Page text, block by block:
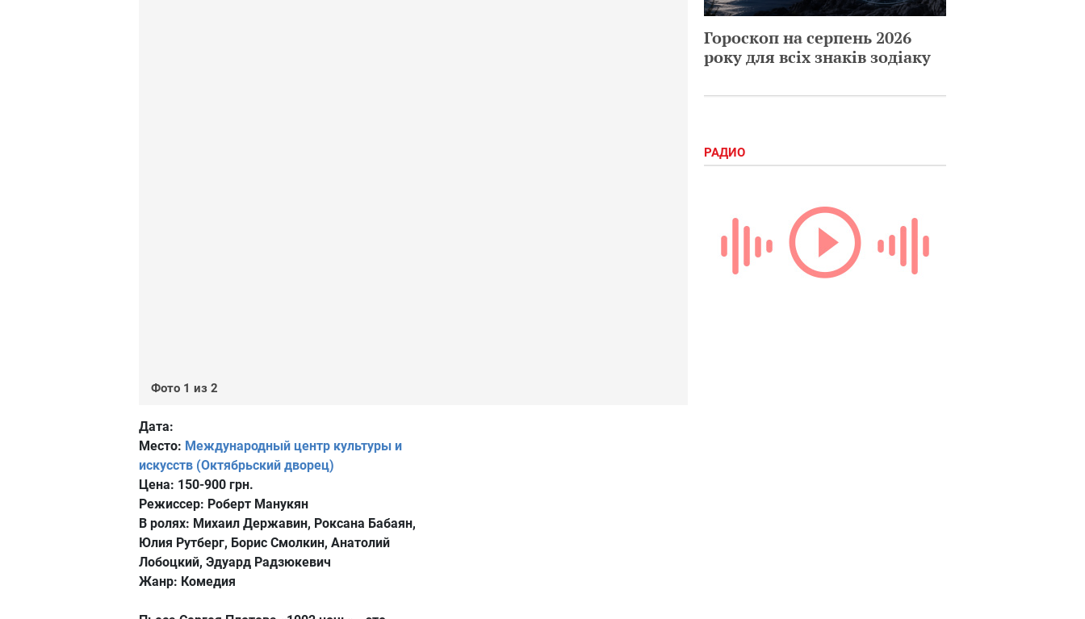
Фото 1 из 2
Дата:
Место: Международный центр культуры и
искусств (Октябрьский дворец)
Цена: 150-900 грн.
Режиссер: Роберт Манукян
В ролях: Михаил Державин, Роксана Бабаян,
Юлия Рутберг, Борис Смолкин, Анатолий
Лобоцкий, Эдуард Радзюкевич
Жанр: Комедия
Гороскоп на серпень 2026
року для всіх знаків зодіаку
РАДИО